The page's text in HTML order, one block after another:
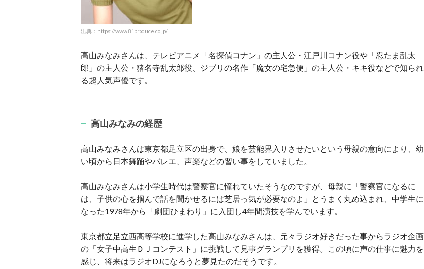
出典：https://www.81produce.co.jp/
高山みなみさんは、テレビアニメ「名探偵コナン」の主人公・江戸川コナン役や「忍たま乱太
郎」の主人公・猪名寺乱太郎役、ジブリの名作「魔女の宅急便」の主人公・キキ役などで知られ
る超人気声優です。
高山みなみの経歴
高山みなみさんは東京都足立区の出身で、娘を芸能界入りさせたいという母親の意向により、幼
い頃から日本舞踊やバレエ、声楽などの習い事をしていました。
高山みなみさんは小学生時代は警察官に憧れていたそうなのですが、母親に「警察官になるに
は、子供の心を掴んで話を聞かせるには芝居っ気が必要なのよ」とうまく丸め込まれ、中学生に
なった1978年から「劇団ひまわり」に入団し4年間演技を学んでいます。
東京都立足立西高等学校に進学した高山みなみさんは、元々ラジオ好きだった事からラジオ企画
の「女子中高生ＤＪコンテスト」に挑戦して見事グランプリを獲得。この頃に声の仕事に魅力を
感じ、将来はラジオDJになろうと夢見たのだそうです。